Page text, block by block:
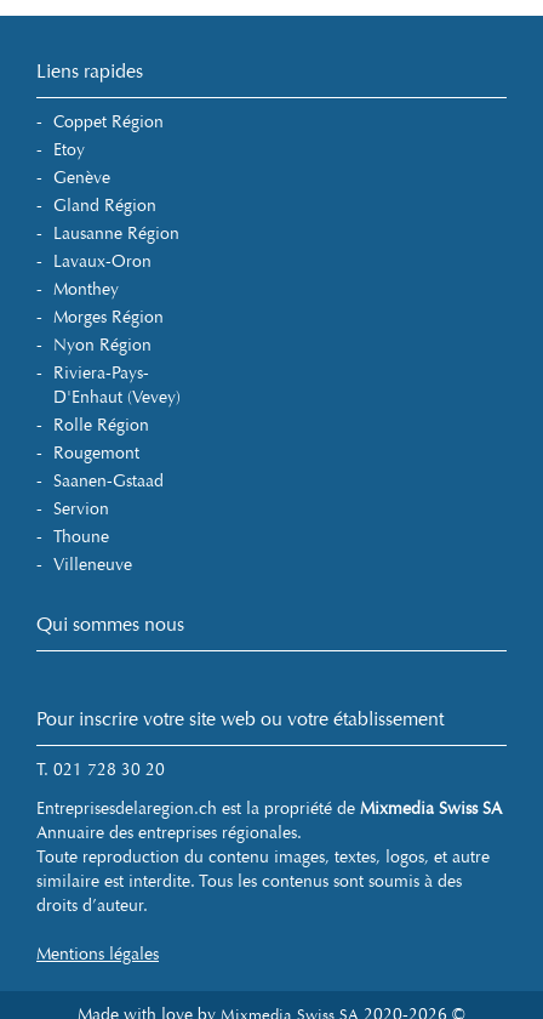
Liens rapides
Coppet Région
Etoy
Genève
Gland Région
Lausanne Région
Lavaux-Oron
Monthey
Morges Région
Nyon Région
Riviera-Pays-
D'Enhaut (Vevey)
Rolle Région
Rougemont
Saanen-Gstaad
Servion
Thoune
Villeneuve
Qui sommes nous
Pour inscrire votre site web ou votre établissement
T. 021 728 30 20
Entreprisesdelaregion.ch est la propriété de Mixmedia Swiss SA
Annuaire des entreprises régionales.
Toute reproduction du contenu images, textes, logos, et autre
similaire est interdite. Tous les contenus sont soumis à des
droits d’auteur.
Mentions légales